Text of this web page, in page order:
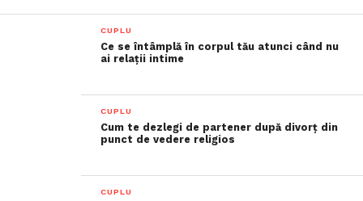
CUPLU
Ce se întâmplă în corpul tău atunci când nu
ai relații intime
CUPLU
Cum te dezlegi de partener după divorț din
punct de vedere religios
CUPLU